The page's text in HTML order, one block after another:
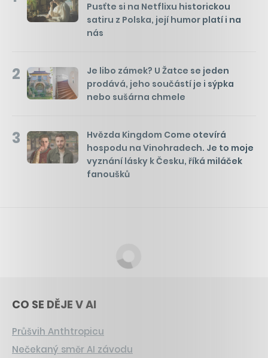
Pusťte si na Netflixu historickou
satiru z Polska, její humor platí i na
nás
2
Je libo zámek? U Žatce se jeden
prodává, jeho součástí je i sýpka
nebo sušárna chmele
3
Hvězda Kingdom Come otevírá
hospodu na Vinohradech. Je to moje
vyznání lásky k Česku, říká miláček
fanoušků
CO SE DĚJE V AI
Průšvih Anthtropicu
Nečekaný směr AI závodu